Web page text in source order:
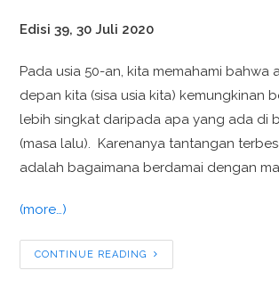
Edisi 39, 30 Juli 2020
Pada usia 50-an, kita memahami bahwa
depan kita (sisa usia kita) kemungkinan
lebih singkat daripada apa yang ada di
(masa lalu). Karenanya tantangan
adalah bagaimana berdamai dengan
(more…)
CONTINUE READING